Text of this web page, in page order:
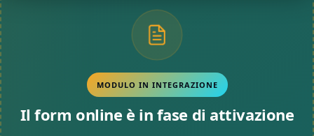
MODULO IN INTEGRAZIONE
Il form online è in fase di attivazione